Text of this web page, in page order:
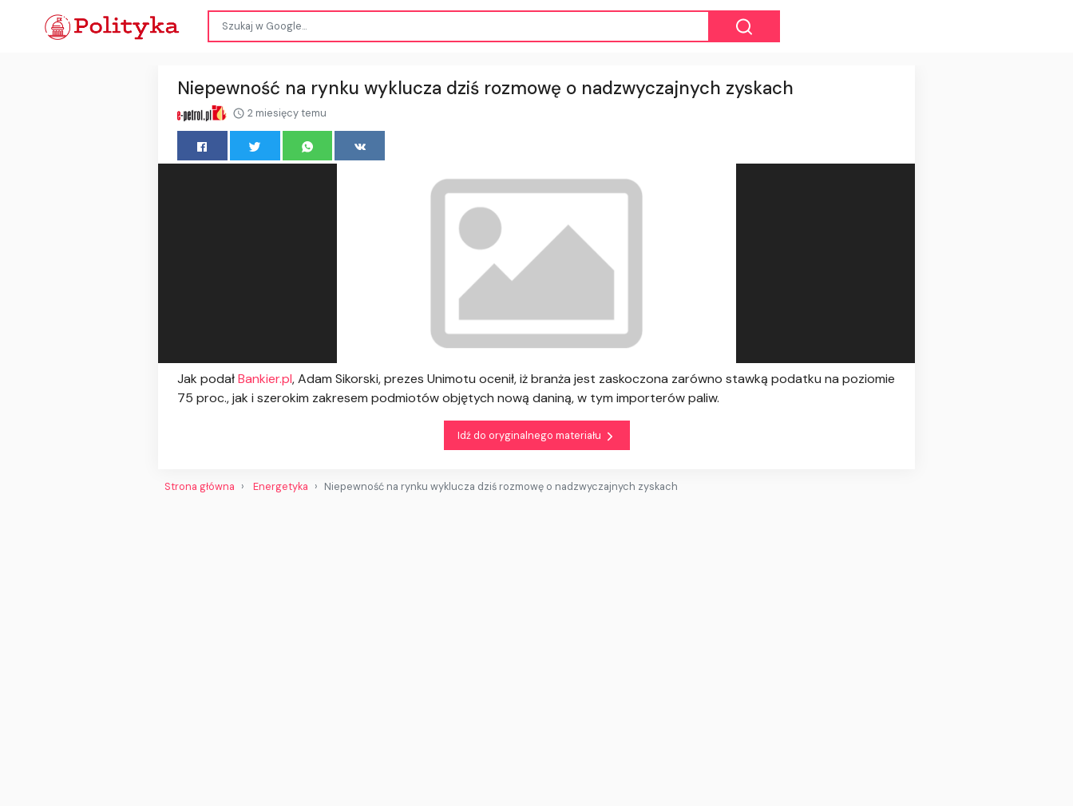
Niepewność na rynku wyklucza dziś rozmowę o nadzwyczajnych zyskach
2 miesięcy temu
Jak podałBankier.pl, Adam Sikorski, prezes Unimotu ocenił, iż branża jest zaskoczona zarówno stawką podatku na poziomie
75 proc., jak i szerokim zakresem podmiotów objętych nową daniną, w tym importerów paliw.
Idź do oryginalnego materiału
Strona główna Energetyka Niepewność na rynku wyklucza dziś rozmowę o nadzwyczajnych zyskach